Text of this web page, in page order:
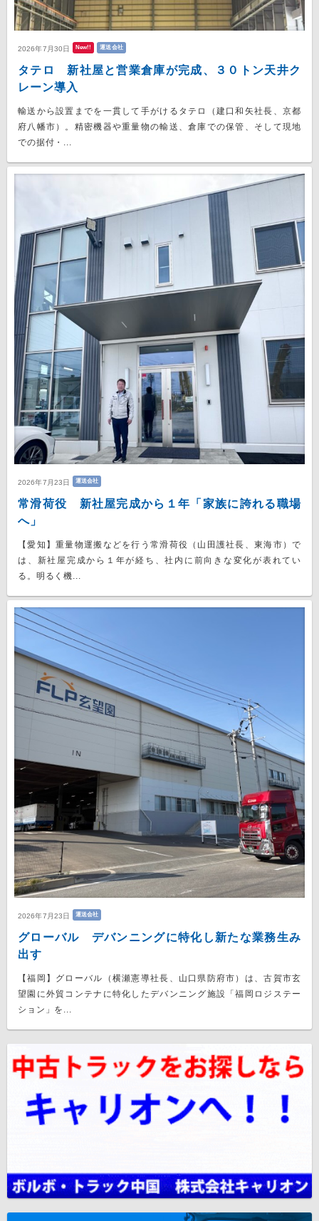
2026年7月30日 New!! 運送会社
タテロ 新社屋と営業倉庫が完成、３０トン天井ク
レーン導入
輸送から設置までを一貫して手がけるタテロ（建口和矢社長、京都
府八幡市）。精密機器や重量物の輸送、倉庫での保管、そして現地
での据付・...
2026年7月23日 運送会社
常滑荷役 新社屋完成から１年「家族に誇れる職場
へ」
【愛知】重量物運搬などを行う常滑荷役（山田護社長、東海市）で
は、新社屋完成から１年が経ち、社内に前向きな変化が表れてい
る。明るく機...
2026年7月23日 運送会社
グローバル デバンニングに特化し新たな業務生み
出す
【福岡】グローバル（横瀬憲導社長、山口県防府市）は、古賀市玄
望園に外貿コンテナに特化したデバンニング施設「福岡ロジステー
ション」を...